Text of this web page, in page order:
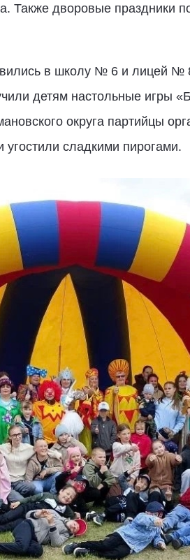
Также дворовые праздники
в школу № 6 и лицей №
детям настольные игры
округа партийцы
сладкими пирогами.